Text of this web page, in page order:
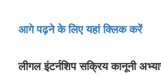
आगे पढ़ने के लिए यहां क्लिक करें
लीगल इंटर्नशिप सक्रिय कानूनी